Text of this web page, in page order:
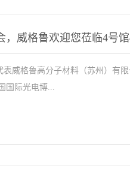
，威格鲁欢迎您莅临4号馆
威格鲁高分子材料（苏州）有
国际光电博...